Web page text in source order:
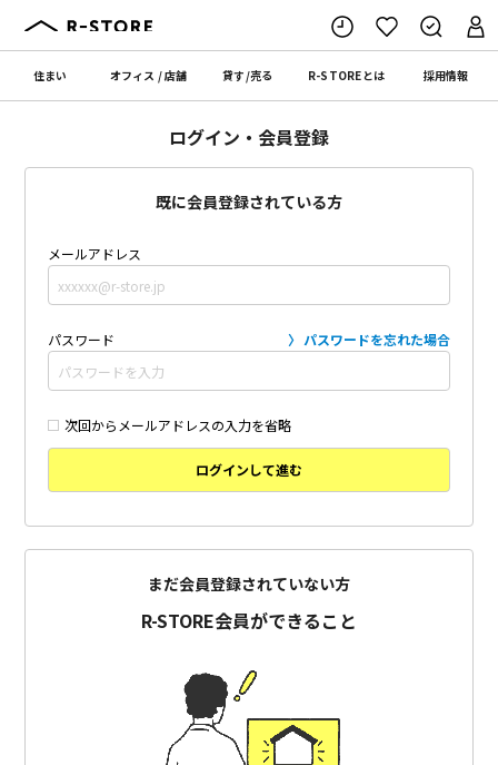
住まい オフィス /店舗 貸す/売る R-STOREとは 採用情報
ログイン・会員登録
既に会員登録されている方
メールアドレス
パスワード パスワードを忘れた場合
次回からメールアドレスの入力を省略
ログインして進む
まだ会員登録されていない方
R-STORE会員ができること